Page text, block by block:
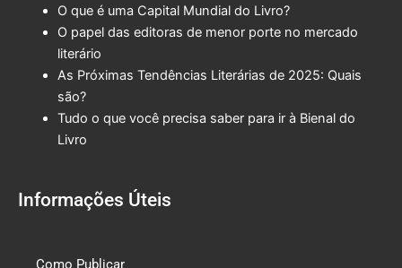
O que é uma Capital Mundial do Livro?
O papel das editoras de menor porte no mercado
literário
As Próximas Tendências Literárias de 2025: Quais
são?
Tudo o que você precisa saber para ir à Bienal do
Livro
Informações Úteis
Como Publicar